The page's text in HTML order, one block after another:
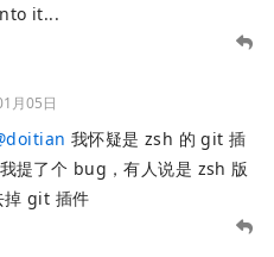
it...
月05日
doitian 我怀疑是 zsh 的 git 插
提了个 bug，有人说是 zsh 版
掉 git 插件